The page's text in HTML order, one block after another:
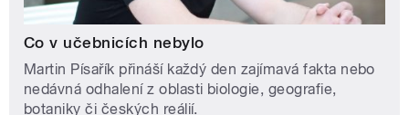
Co v učebnicích nebylo
Martin Písařík přináší každý den zajímavá fakta nebo
nedávná odhalení z oblasti biologie, geografie,
botaniky či českých reálií.